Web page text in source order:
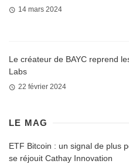
14 mars 2024
Le créateur de BAYC reprend
Labs
22 février 2024
LE MAG
ETF Bitcoin : un signal de plus
se réjouit Cathay Innovation